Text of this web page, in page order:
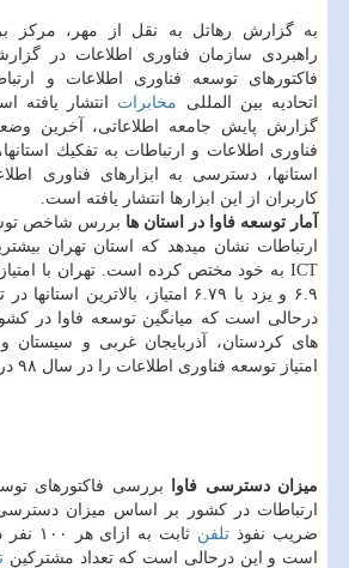
به گزارش رهاتل به نقل از مهر، مركز
راهبردی سازمان فناوری اطلاعات در
اتحادیه بین المللی مخابرات انتشار یافته
گزارش پایش جامعه اطلاعاتی، آخرین
فناوری اطلاعات و ارتباطات به تفكیك
استانها، دسترسی به ابزارهای فناوری
كاربران از این ابزارها انتشار یافته است.
آمار توسعه فاوا در استان ها بررس شاخص
ارتباطات نشان میدهد كه استان تهران
۶.۹ و یزد با ۶.۷۹ امتیاز، بالاترین
های كردستان، آذربایجان غربی و سیستان و
امتیاز توسعه فناوری اطلاعات را در سال ۹۸ در اختیار دارند.
میزان دسترسی فاوا
بررسی فاكتورهای
ارتباطات در كشور بر اساس میزان
ضریب نفوذ تلفن
است و این درحالی است كه تعداد مشتركین